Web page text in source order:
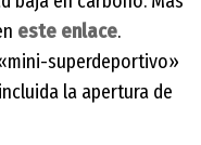
este enlace.
superdeportivo»
la apertura de